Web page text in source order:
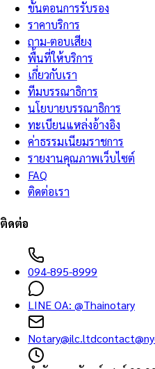
ขั้นตอนการรับรอง
ราคาบริการ
ถาม-ตอบเสียง
พื้นที่ให้บริการ
เกี่ยวกับเรา
ทีมบรรณาธิการ
นโยบายบรรณาธิการ
ทะเบียนแหล่งอ้างอิง
ค่าธรรมเนียมราชการ
รายงานคุณภาพเว็บไซต์
FAQ
ติดต่อเรา
ติดต่อ
094-895-8999
LINE OA: @Thainotary
Notary@ilc.ltd